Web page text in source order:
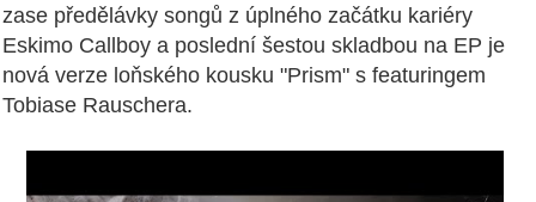
zase předělávky songů z úplného začátku kariéry
Eskimo Callboy a poslední šestou skladbou na EP je
nová verze loňského kousku "Prism" s featuringem
Tobiase Rauschera.